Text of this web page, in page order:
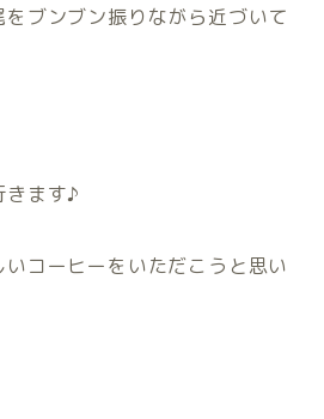
ブンブン振りながら近づいて
きます♪
コーヒーをいただこうと思い